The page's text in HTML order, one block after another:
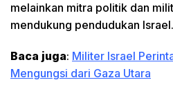
melainkan mitra politik dan
mendukung pendudukan Israel.
Baca juga: Militer Israel
Mengungsi dari Gaza Utara